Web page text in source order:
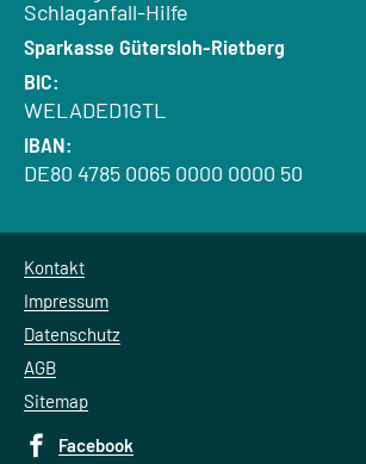
Schlaganfall-Hilfe
Bank:
Sparkasse Gütersloh-Rietberg
BIC:
WELADED1GTL
IBAN:
DE80 4785 0065 0000 0000 50
Kontakt
Impressum
Datenschutz
AGB
Sitemap
Facebook